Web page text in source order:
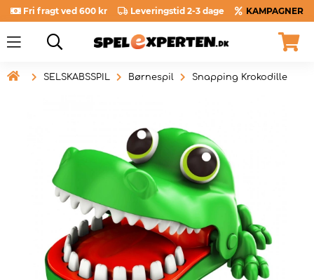
Fri fragt ved 600 kr Leveringstid 2-3 dage KAMPAGNER
 SELSKABSSPIL Børnespil Snapping Krokodille